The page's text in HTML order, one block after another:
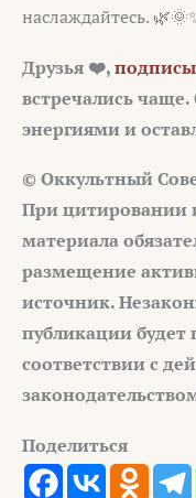
наслаждайтесь.
Друзья ❤️,
встречались
энергиями и
© Оккультный
При цитировании
материала
размещение
источник.
публикации будет
соответствии с
Поделиться